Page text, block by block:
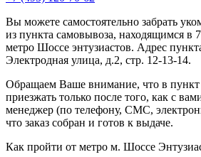
Вы можете самостоятельно забрать
из пункта самовывоза, находящимся в
метро Шоссе энтузиастов. Адрес
Электродная улица, д.2, стр. 12-13-14.
Обращаем Ваше внимание, что в
приезжать только после того, как с
менеджер (по телефону, СМС,
что заказ собран и готов к выдаче.
Как пройти от метро м. Шоссе